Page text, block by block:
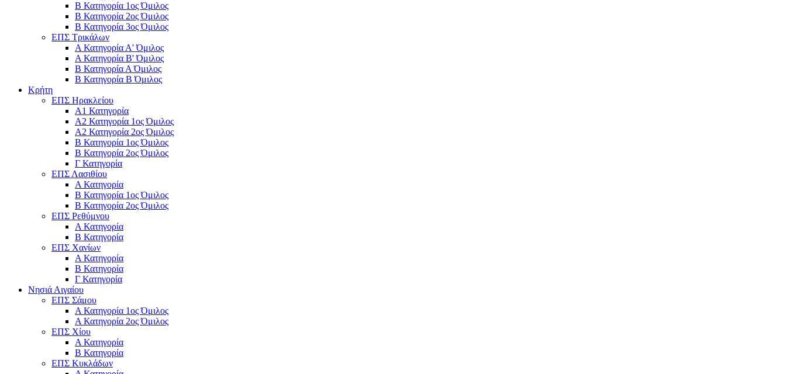
Β Κατηγορία 1ος Όμιλος
Β Κατηγορία 2ος Όμιλος
Β Κατηγορία 3ος Όμιλος
ΕΠΣ Τρικάλων
Α Κατηγορία Α' Όμιλος
Α Κατηγορία Β' Όμιλος
Β Κατηγορία Α Όμιλος
Β Κατηγορία Β Όμιλος
Κρήτη
ΕΠΣ Ηρακλείου
Α1 Κατηγορία
Α2 Κατηγορία 1ος Όμιλος
Α2 Κατηγορία 2ος Όμιλος
Β Κατηγορία 1ος Όμιλος
Β Κατηγορία 2ος Όμιλος
Γ Κατηγορία
ΕΠΣ Λασιθίου
Α Κατηγορία
Β Κατηγορία 1ος Όμιλος
Β Κατηγορία 2ος Όμιλος
ΕΠΣ Ρεθύμνου
Α Κατηγορία
Β Κατηγορία
ΕΠΣ Χανίων
Α Κατηγορία
Β Κατηγορία
Γ Κατηγορία
Νησιά Αιγαίου
ΕΠΣ Σάμου
Α Κατηγορία 1ος Όμιλος
Α Κατηγορία 2ος Όμιλος
ΕΠΣ Χίου
Α Κατηγορία
Β Κατηγορία
ΕΠΣ Κυκλάδων